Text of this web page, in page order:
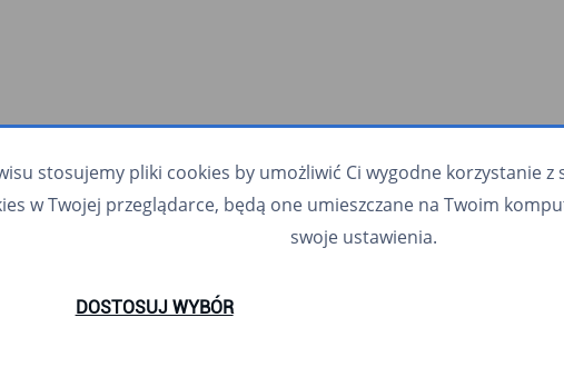
stosujemy pliki cookies by umożliwić Ci wygodne korzystanie z
w Twojej przeglądarce, będą one umieszczane na Twoim
swoje ustawienia.
DOSTOSUJ WYBÓR